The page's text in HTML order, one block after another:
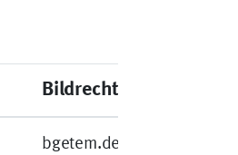
Bildrechte
bgetem.de -